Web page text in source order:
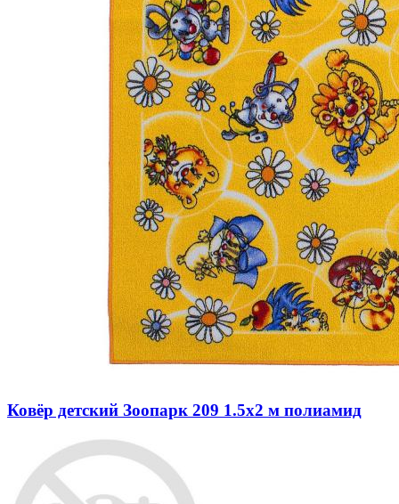
Ковёр детский Зоопарк 209 1.5x2 м полиамид